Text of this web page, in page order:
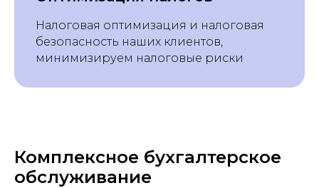
Налоговая оптимизация и налоговая
безопасность наших клиентов,
минимизируем налоговые риски
Комплексное бухгалтерское
обслуживание